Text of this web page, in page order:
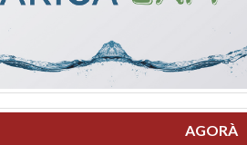
AGORÀ